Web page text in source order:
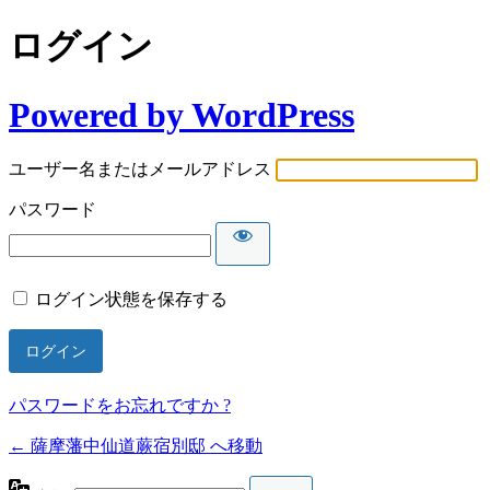
ログイン
Powered by WordPress
ユーザー名またはメールアドレス
パスワード
ログイン状態を保存する
パスワードをお忘れですか ?
← 薩摩藩中仙道蕨宿別邸 へ移動